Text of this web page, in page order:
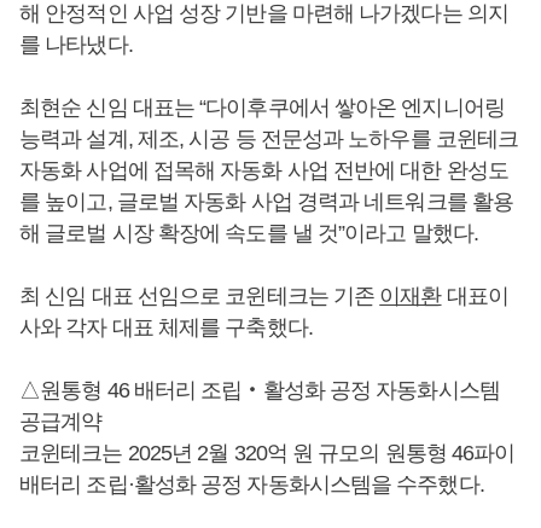
해 안정적인 사업 성장 기반을 마련해 나가겠다는 의지
를 나타냈다.
최현순 신임 대표는 “다이후쿠에서 쌓아온 엔지니어링
능력과 설계, 제조, 시공 등 전문성과 노하우를 코윈테크
자동화 사업에 접목해 자동화 사업 전반에 대한 완성도
를 높이고, 글로벌 자동화 사업 경력과 네트워크를 활용
해 글로벌 시장 확장에 속도를 낼 것”이라고 말했다.
최 신임 대표 선임으로 코윈테크는 기존 이재환대표이
사와 각자 대표 체제를 구축했다.
△원통형 46 배터리 조립‧활성화 공정 자동화시스템
공급계약
코윈테크는 2025년 2월 320억 원 규모의 원통형 46파이
배터리 조립·활성화 공정 자동화시스템을 수주했다.